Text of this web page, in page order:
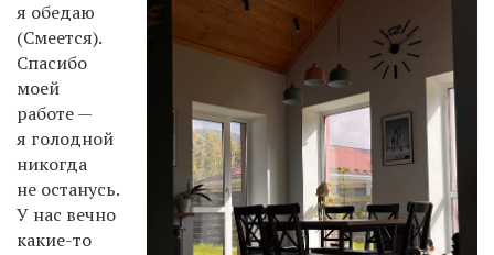
я обедаю
(Смеется).
Спасибо
моей
работе —
я голодной
никогда
не останусь.
У нас вечно
какие-то